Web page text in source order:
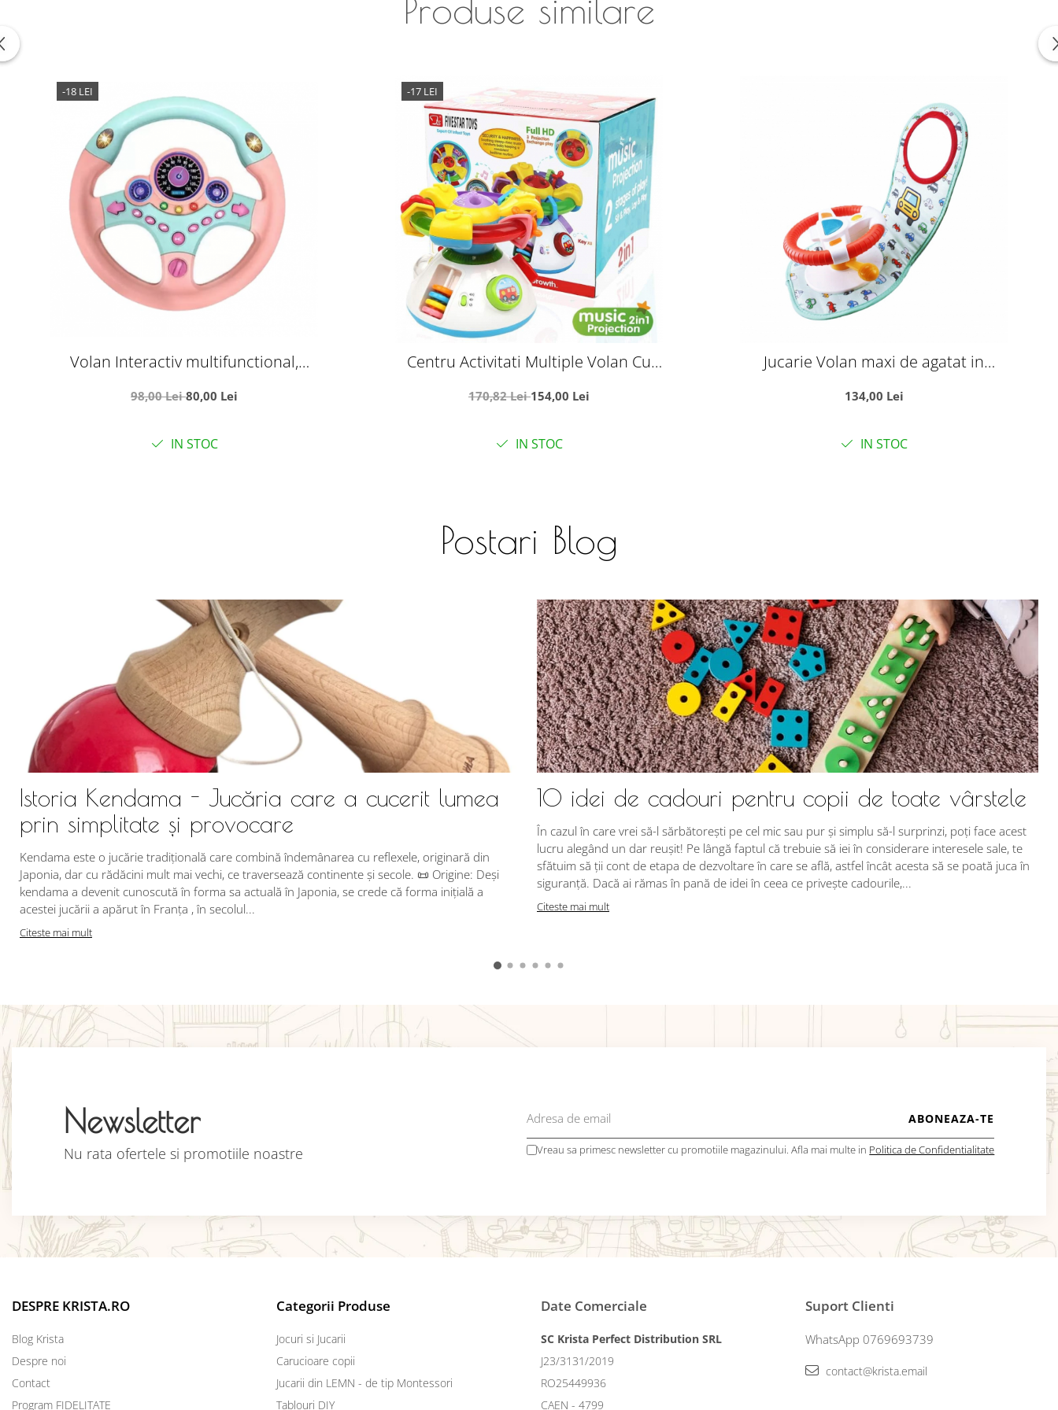
Produse similare
-18 LEI
Volan Interactiv multifunctional,
98,00 Lei80,00 Lei
IN STOC
-17 LEI
Centru Activitati Multiple Volan Cu
170,82 Lei154,00 Lei
IN STOC
Jucarie Volan maxi de agatat in
oglinda
134,00 Lei
IN STOC
Postari Blog
Istoria Kendama - Jucăria care a cucerit lumea
prin simplitate și provocare
Kendama este o jucărie tradițională care combină îndemânarea cu reflexele, originară din
Japonia, dar cu rădăcini mult mai vechi, ce traversează continente și secole. 📜 Origine: Deși
kendama a devenit cunoscută în forma sa actuală în Japonia, se crede că forma inițială a
acestei jucării a apărut în Franța , în secolul...
Citeste mai mult
10 idei de cadouri pentru copii de toate vârstele
În cazul în care vrei să-l sărbătorești pe cel mic sau pur și simplu să-l surprinzi, poți face acest
lucru alegând un dar reușit! Pe lângă faptul că trebuie să iei în considerare interesele sale, te
sfătuim să ții cont de etapa de dezvoltare în care se află, astfel încât acesta să se poată juca în
siguranță. Dacă ai rămas în pană de idei în ceea ce privește cadourile,...
Citeste mai mult
Newsletter
Nu rata ofertele si promotiile noastre Vreau sa primesc newsletter cu promotiile magazinului. Afla mai multe in Politica de Confidentialitate
DESPRE KRISTA.RO
Blog Krista
Despre noi
Contact
Program FIDELITATE
Categorii Produse
Jocuri si Jucarii
Carucioare copii
Jucarii din LEMN - de tip Montessori
Tablouri DIY
Date Comerciale
SC Krista Perfect Distribution SRL
J23/3131/2019
RO25449936
CAEN - 4799
Suport Clienti
WhatsApp 0769693739
contact@krista.email